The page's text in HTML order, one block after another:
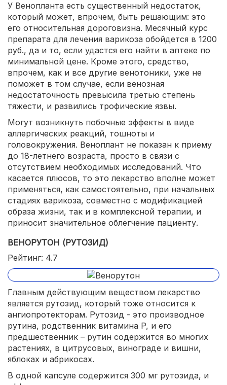
У Венопланта есть существенный недостаток,
который может, впрочем, быть решающим: это
его относительная дороговизна. Месячный курс
препарата для лечения варикоза обойдется в 1200
руб., да и то, если удастся его найти в аптеке по
минимальной цене. Кроме этого, средство,
впрочем, как и все другие венотоники, уже не
поможет в том случае, если венозная
недостаточность превысила третью степень
тяжести, и развились трофические язвы.
Могут возникнуть побочные эффекты в виде
аллергических реакций, тошноты и
головокружения. Веноплант не показан к приему
до 18-летнего возраста, просто в связи с
отсутствием необходимых исследований. Что
касается плюсов, то это лекарство вполне может
применяться, как самостоятельно, при начальных
стадиях варикоза, совместно с модификацией
образа жизни, так и в комплексной терапии, и
приносит значительное облегчение пациенту.
ВЕНОРУТОН (РУТОЗИД)
Рейтинг: 4.7
Главным действующим веществом лекарство
является рутозид, который тоже относится к
ангиопротекторам. Рутозид - это производное
рутина, родственник витамина P, и его
предшественник – рутин содержится во многих
растениях, в цитрусовых, винограде и вишни,
яблоках и абрикосах.
В одной капсуле содержится 300 мг рутозида, и